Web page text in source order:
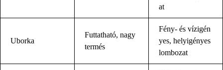
at
Uborka
Futtatható, nagy
termés
Fény- és vízigén
yes, helyigényes
lombozat